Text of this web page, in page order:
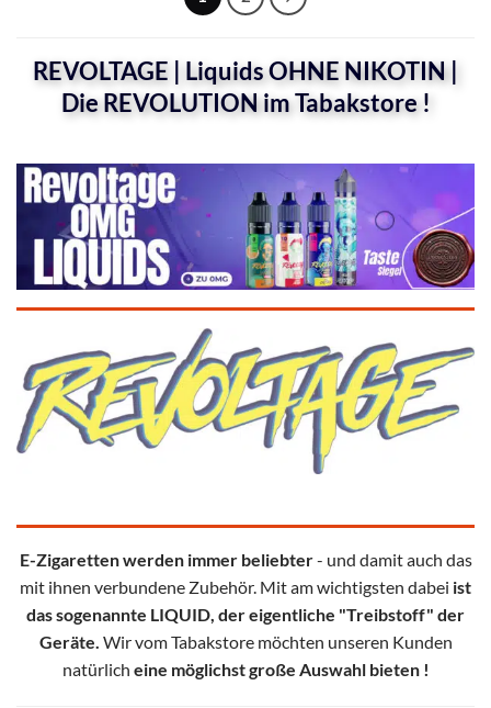
REVOLTAGE | Liquids OHNE NIKOTIN |
Die REVOLUTION im Tabakstore !
E-Zigaretten werden immer beliebter- und damit auch das
mit ihnen verbundene Zubehör. Mit am wichtigsten dabei ist
das sogenannte LIQUID, der eigentliche "Treibstoff" der
Geräte. Wir vom Tabakstore möchten unseren Kunden
natürlich eine möglichst große Auswahl bieten !